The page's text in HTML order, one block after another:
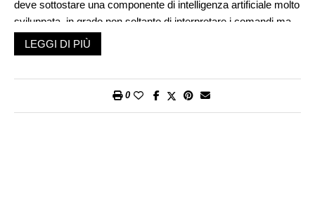
deve sottostare una componente di intelligenza artificiale molto
sviluppata, in grado non soltanto di interpretare i comandi ma
di eseguire una serie di operazioni matematico/ingegneristiche
di grandissima complessità.
credo, sono le preoccupazioni etiche attorno a un apparato di
LEGGI DI PIÙ
0